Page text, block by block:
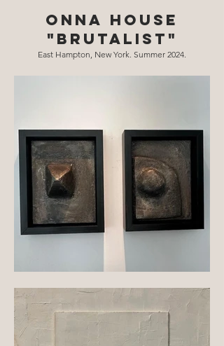
ONNA HOUSE
"Brutalist"
East Hampton, New York. Summer 2024.